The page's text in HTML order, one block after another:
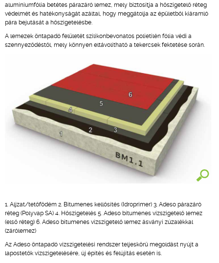
alumíniumfólia betétes párazáró lemez, mely biztosítja a hőszigetelő réteg
védelmét és hatékonyságát azáltal, hogy meggátolja az épületből kiáramló
pára bejutását a hőszigetelésbe.
A lemezek öntapadó felületét szilikonbevonatos polietilén fólia védi a
szennyeződéstől, mely könnyen eltávolítható a tekercsek fektetése során.
1. Aljzat/tetőfödém 2. Bitumenes kellősítés (Idroprimer) 3. Adeso párazáró
réteg (Polyvap SA) 4. Hőszigetelés 5. Adeso bitumenes vízszigetelő lemez
(első réteg) 6. Adeso bitumenes vízszigetelő lemez ásványi zúzalékkal
(zárólemez)
Az Adeso öntapadó vízszigetelési rendszer teljeskörű megoldást nyújt a
lapostetők vízszigetelésére, új építés és felújítás esetén is.